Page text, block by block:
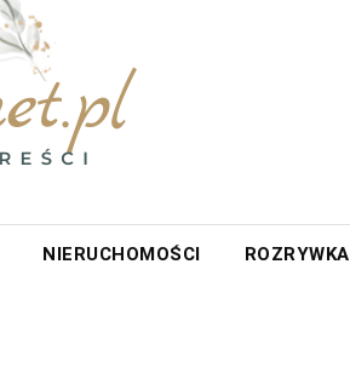
NIERUCHOMOŚCI ROZRYWKA